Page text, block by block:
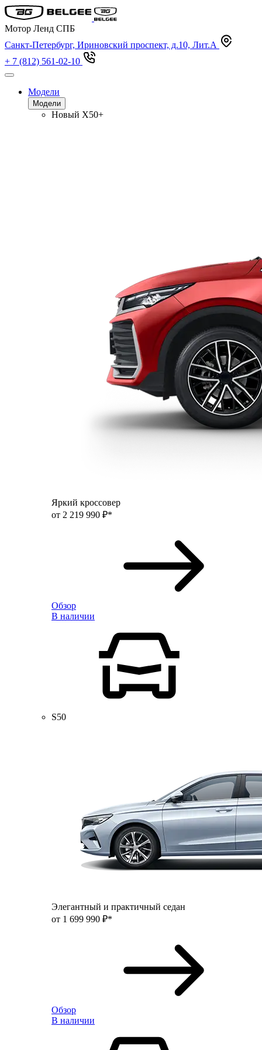
Мотор Ленд СПБ
Санкт-Петербург, Ириновский проспект, д.10, Лит.А
+ 7 (812) 561-02-10
Модели
Модели
Новый X50+
Яркий кроссовер
от 2 219 990 ₽*
Обзор
В наличии
S50
Элегантный и практичный седан
от 1 699 990 ₽*
Обзор
В наличии